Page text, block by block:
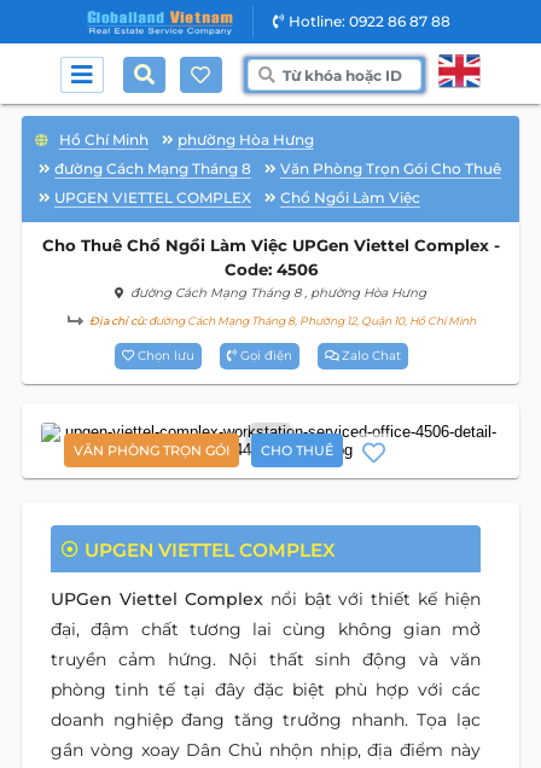
Hotline: 0922 86 87 88
Hồ Chí Minh
phường Hòa Hưng
đường Cách Mạng Tháng 8
Văn Phòng Trọn Gói Cho Thuê
UPGEN VIETTEL COMPLEX
Chổ Ngồi Làm Việc
Cho Thuê Chổ Ngồi Làm Việc UPGen Viettel Complex -
Code: 4506
đường Cách Mạng Tháng 8 , phường Hòa Hưng
Địa chỉ cũ:đường Cách Mạng Tháng 8, Phường 12, Quận 10, Hồ Chí Minh
Chọn lưu Gọi điện Zalo Chat
VĂN PHÒNG TRỌN GÓI CHO THUÊ
5
UPGEN VIETTEL COMPLEX
UPGen Viettel Complexnổi bật với thiết kế hiện
đại, đậm chất tương lai cùng không gian mở
truyền cảm hứng. Nội thất sinh động và văn
phòng tinh tế tại đây đặc biệt phù hợp với các
doanh nghiệp đang tăng trưởng nhanh. Tọa lạc
gần vòng xoay Dân Chủ nhộn nhịp, địa điểm này